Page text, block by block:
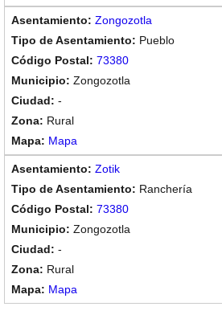
Zongozotla
Pueblo
73380
Zongozotla
-
Rural
Mapa
Zotik
Ranchería
73380
Zongozotla
-
Rural
Mapa